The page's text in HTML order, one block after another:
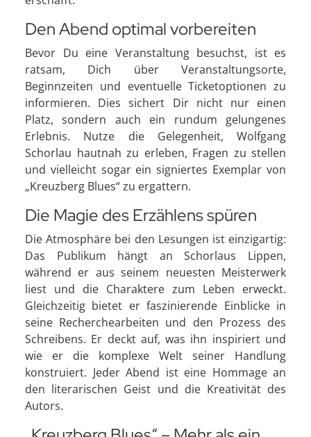
Den Abend optimal vorbereiten
Bevor Du eine Veranstaltung besuchst, ist es
ratsam, Dich über Veranstaltungsorte,
Beginnzeiten und eventuelle Ticketoptionen zu
informieren. Dies sichert Dir nicht nur einen
Platz, sondern auch ein rundum gelungenes
Erlebnis. Nutze die Gelegenheit, Wolfgang
Schorlau hautnah zu erleben, Fragen zu stellen
und vielleicht sogar ein signiertes Exemplar von
„Kreuzberg Blues“ zu ergattern.
Die Magie des Erzählens spüren
Die Atmosphäre bei den Lesungen ist einzigartig:
Das Publikum hängt an Schorlaus Lippen,
während er aus seinem neuesten Meisterwerk
liest und die Charaktere zum Leben erweckt.
Gleichzeitig bietet er faszinierende Einblicke in
seine Recherchearbeiten und den Prozess des
Schreibens. Er deckt auf, was ihn inspiriert und
wie er die komplexe Welt seiner Handlung
konstruiert. Jeder Abend ist eine Hommage an
den literarischen Geist und die Kreativität des
Autors.